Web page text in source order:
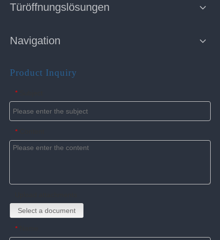
Türöffnungslösungen
Navigation
Product Inquiry
*
*
Select a document
*